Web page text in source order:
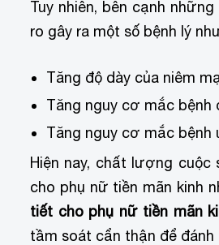
Tuy nhiên, bên cạnh
ro gây ra một số bệnh lý
Tăng độ dày của niêm
Tăng nguy cơ mắc bệnh
Tăng nguy cơ mắc bệnh
Hiện nay, chất lượng
cho phụ nữ tiền mãn kinh
tiết cho phụ nữ tiền mãn
tầm soát cẩn thận để